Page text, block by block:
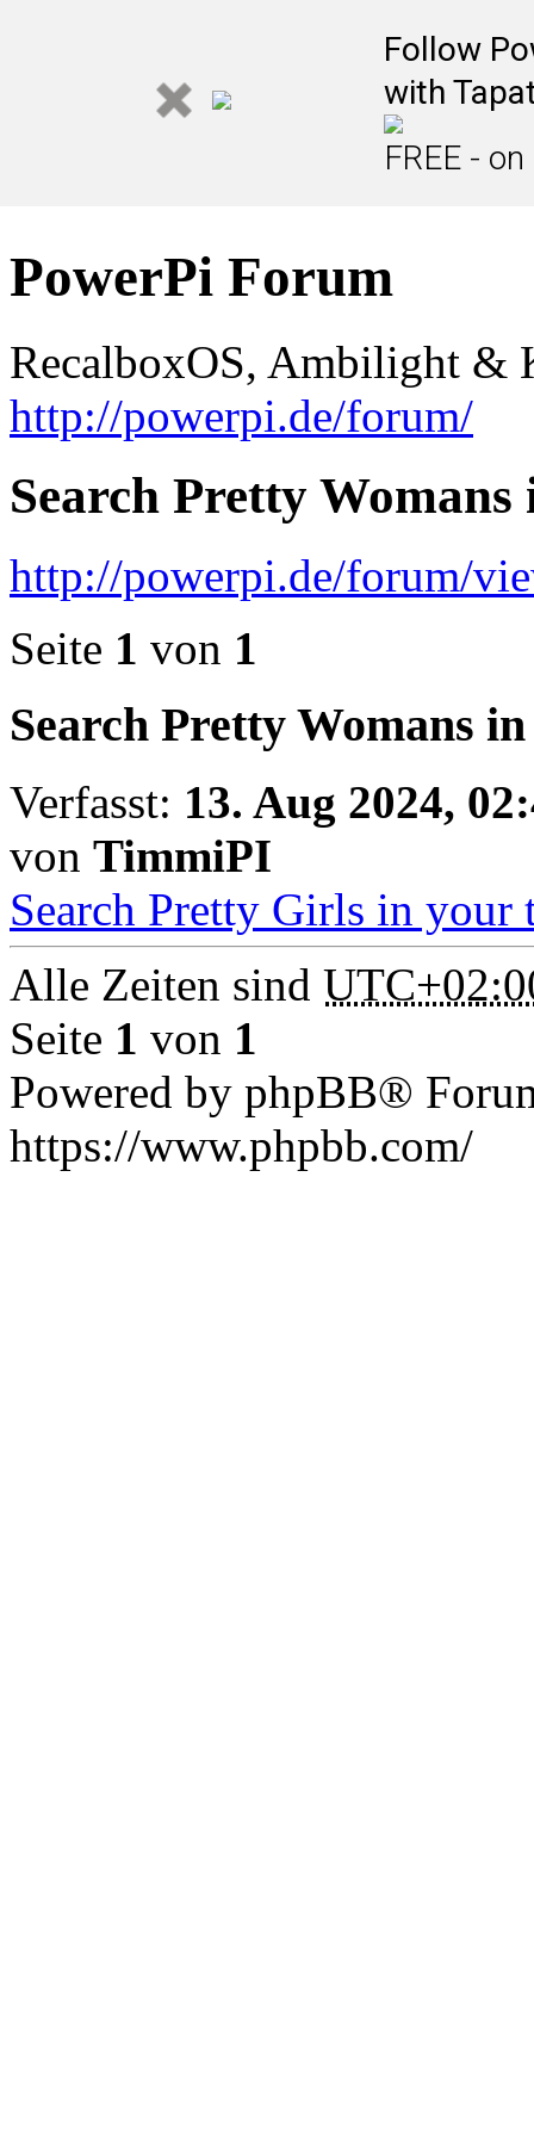
Follow
with
FREE -
PowerPi Forum
RecalboxOS, Ambilight &
http://powerpi.de/forum/
Search Pretty
http://powerpi.de/forum/
Seite 1 von 1
Search Pretty Womans
Verfasst: 13. Aug 2024,
von TimmiPI
Search Pretty Girls in
Alle Zeiten sind
Seite 1 von 1
Powered by phpBB®
https://www.phpbb.com/